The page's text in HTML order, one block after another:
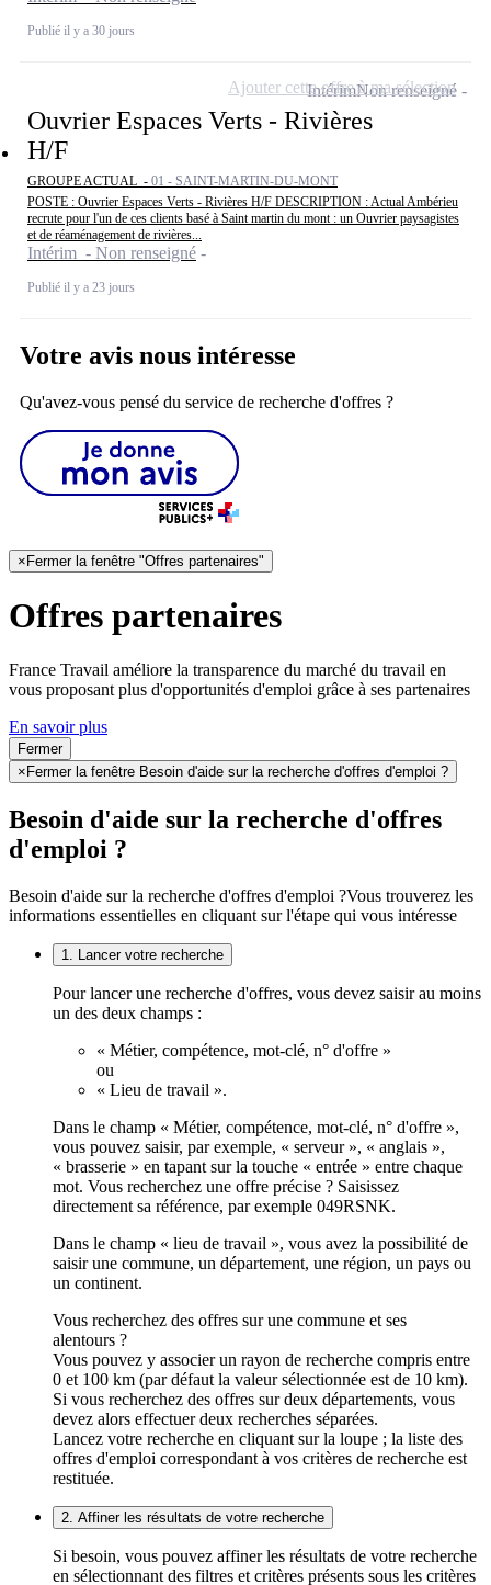
Publié il y a 30 jours
Ouvrier Espaces Verts - Rivières
H/F
GROUPE ACTUAL - 01 - SAINT-MARTIN-DU-MONT
POSTE : Ouvrier Espaces Verts - Rivières H/F DESCRIPTION : Actual Ambérieu
recrute pour l'un de ces clients basé à Saint martin du mont : un Ouvrier paysagistes
et de réaménagement de rivières...
Intérim - Non renseigné
Publié il y a 23 jours
IntérimNon renseigné
Ajouter cette offre à ma sélection
Votre avis nous intéresse
Qu'avez-vous pensé du service de recherche d'offres ?
× Fermer la fenêtre "Offres partenaires"
Offres partenaires
France Travail améliore la transparence du marché du travail en
vous proposant plus d'opportunités d'emploi grâce à ses partenaires
En savoir plus
Fermer
×Fermer la fenêtre Besoin d'aide sur la recherche d'offres d'emploi ?
Besoin d'aide sur la recherche d'offres
d'emploi ?
Besoin d'aide sur la recherche d'offres d'emploi ?Vous trouverez les
informations essentielles en cliquant sur l'étape qui vous intéresse
1. Lancer votre recherche
Pour lancer une recherche d'offres, vous devez saisir au moins
un des deux champs :
« Métier, compétence, mot-clé, n° d'offre »
ou
« Lieu de travail ».
Dans le champ « Métier, compétence, mot-clé, n° d'offre »,
vous pouvez saisir, par exemple, « serveur », « anglais »,
« brasserie » en tapant sur la touche « entrée » entre chaque
mot. Vous recherchez une offre précise ? Saisissez
directement sa référence, par exemple 049RSNK.
Dans le champ « lieu de travail », vous avez la possibilité de
saisir une commune, un département, une région, un pays ou
un continent.
Vous recherchez des offres sur une commune et ses
alentours ?
Vous pouvez y associer un rayon de recherche compris entre
0 et 100 km (par défaut la valeur sélectionnée est de 10 km).
Si vous recherchez des offres sur deux départements, vous
devez alors effectuer deux recherches séparées.
Lancez votre recherche en cliquant sur la loupe ; la liste des
offres d'emploi correspondant à vos critères de recherche est
restituée.
2. Affiner les résultats de votre recherche
Si besoin, vous pouvez affiner les résultats de votre recherche
en sélectionnant des filtres et critères présents sous les critères